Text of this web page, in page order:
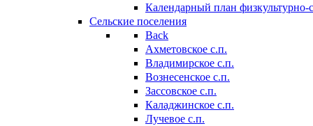
Календарный план
Сельские поселения
Back
Ахметовское с.п.
Владимирское с.п.
Вознесенское с.п.
Зассовское с.п.
Каладжинское с.п.
Лучевое с.п.